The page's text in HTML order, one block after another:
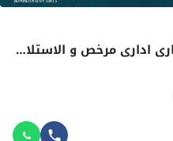
مشروع برايم ديارك مشروع تجاري اداري مرخص و الاستلام فوري